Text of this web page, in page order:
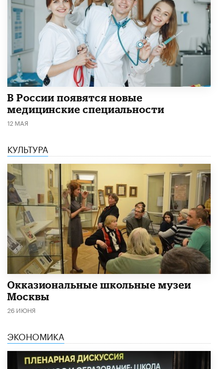
В России появятся новые
медицинские специальности
12 МАЯ
КУЛЬТУРА
​Окказиональные школьные музеи
Москвы
26 ИЮНЯ
ЭКОНОМИКА